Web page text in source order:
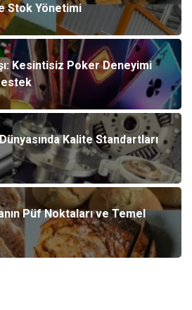
Stok Yönetimi
Kesintisiz Poker Deneyimi
Kalite Standartları
Püf Noktaları ve Temel